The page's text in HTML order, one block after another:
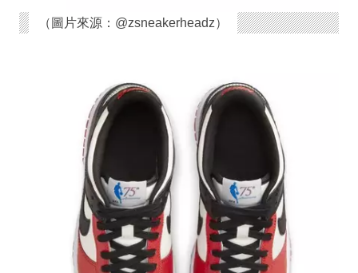
（圖片來源：@zsneakerheadz）